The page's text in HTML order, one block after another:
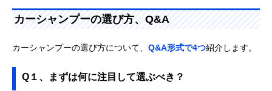
カーシャンプーの選び方、Q&A
カーシャンプーの選び方について、 Q&A形式で4つ紹介します。
Q１、まずは何に注目して選ぶべき？